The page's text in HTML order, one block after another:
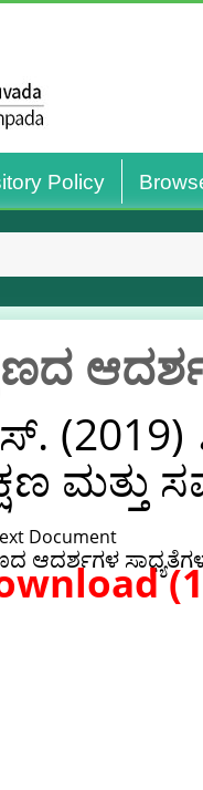
Policy
(2019)
ಮತ್ತು
Document
ಆದರ್ಶಗಳ